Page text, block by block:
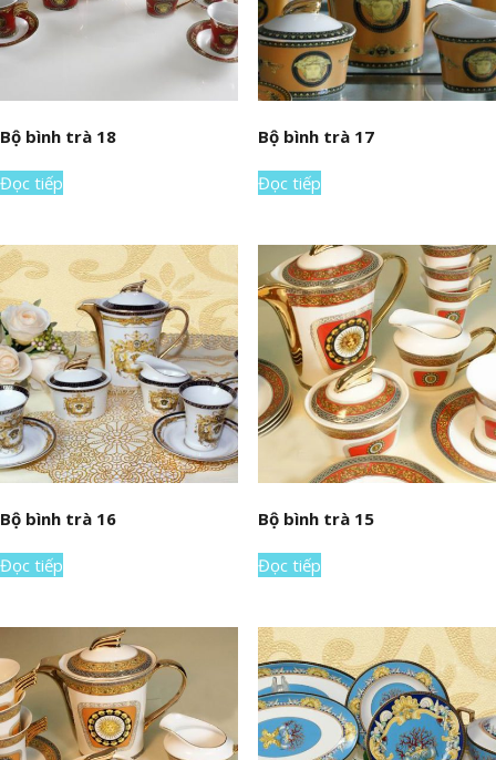
Bộ bình trà 18
Đọc tiếp
Bộ bình trà 17
Đọc tiếp
Bộ bình trà 16
Đọc tiếp
Bộ bình trà 15
Đọc tiếp